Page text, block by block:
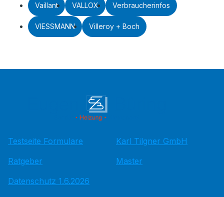
Vaillant VALLOX Verbraucherinfos
VIESSMANN Villeroy + Boch
Testseite Formulare
Ratgeber
Datenschutz 1.6.2026
Karl Tilgner GmbH
Master